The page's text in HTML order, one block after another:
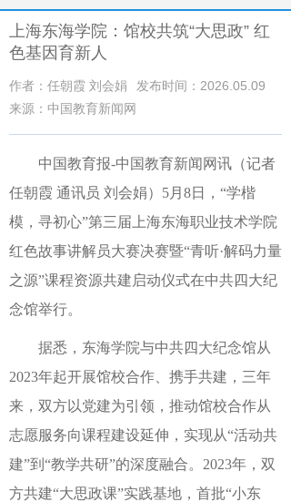
上海东海学院：馆校共筑“大思政” 红
色基因育新人
作者：任朝霞 刘会娟
发布时间：2026.05.09
来源：中国教育新闻网
中国教育报-中国教育新闻网讯（记者
任朝霞 通讯员 刘会娟） 5月8日，“学楷
模，寻初心”第三届上海东海职业技术学院
红色故事讲解员大赛决赛暨“青听·解码力量
之源”课程资源共建启动仪式在中共四大纪
念馆举行。
据悉，东海学院与中共四大纪念馆从
2023年起开展馆校合作、携手共建，三年
来，双方以党建为引领，推动馆校合作从
志愿服务向课程建设延伸，实现从“活动共
建”到“教学共研”的深度融合。2023年，双
方共建“大思政课”实践基地，首批“小东